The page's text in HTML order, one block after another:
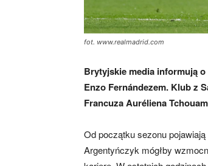
fot. www.realmadrid.com
Brytyjskie media informują
Enzo Fernándezem. Klub z
Francuza Auréliena
Od początku sezonu
Argentyńczyk mógłby